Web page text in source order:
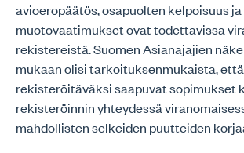
avioeropäätös, osapuolten kelpoisuus
muotovaatimukset ovat todettavissa
rekistereistä. Suomen Asianajajien
mukaan olisi tarkoituksenmukaista, että
rekisteröitäväksi saapuvat sopimukset
rekisteröinnin yhteydessä
mahdollisten selkeiden puutteiden